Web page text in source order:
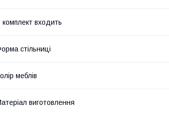
комплект входить
стільниці
меблів
виготовлення